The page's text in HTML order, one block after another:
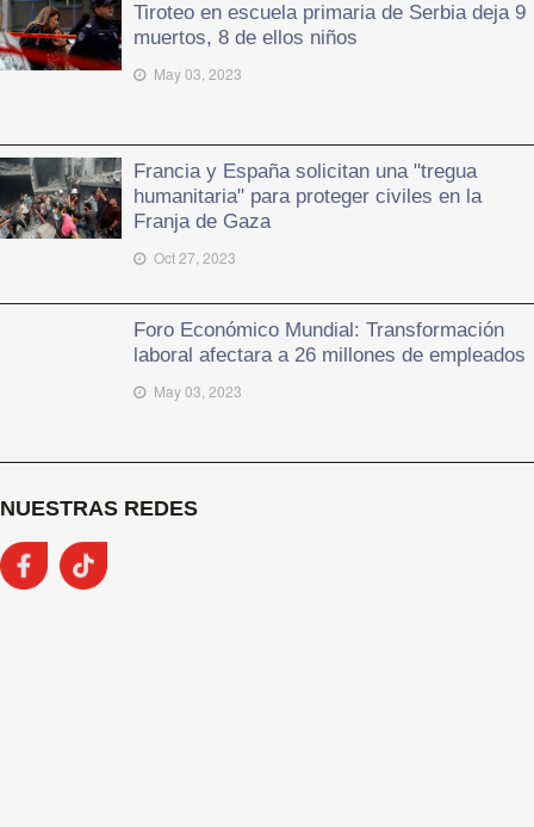
Tiroteo en escuela primaria de Serbia deja 9
muertos, 8 de ellos niños
May 03, 2023
Francia y España solicitan una "tregua
humanitaria" para proteger civiles en la
Franja de Gaza
Oct 27, 2023
Foro Económico Mundial: Transformación
laboral afectara a 26 millones de empleados
May 03, 2023
NUESTRAS REDES